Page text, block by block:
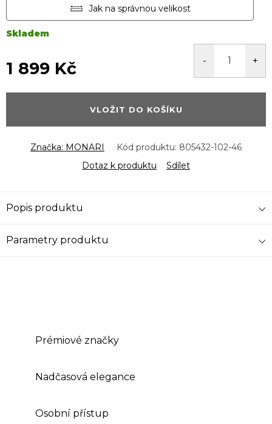
Jak na správnou velikost
Skladem
1 899 Kč
cena:
VLOŽIT DO KOŠÍKU
Značka: MONARI Kód produktu: 805432-102-46
Dotaz k produktu
Sdílet
Popis produktu
Parametry produktu
Prémiové značky
Nadčasová elegance
Osobní přístup